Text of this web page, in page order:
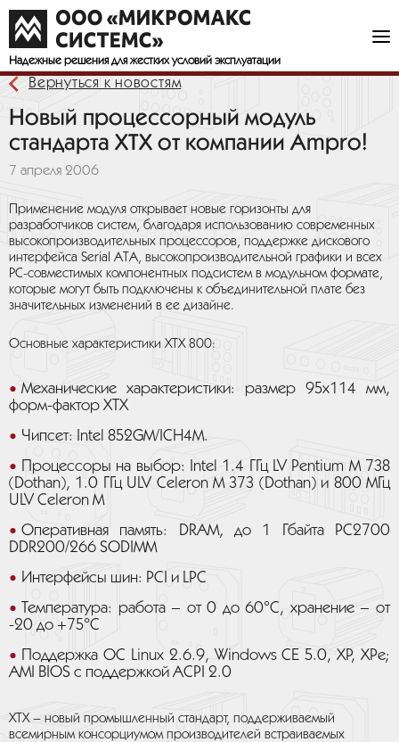
Надежные решения для жестких условий эксплуатации
Вернуться к новостям
Новый процессорный модуль
стандарта XTX от компании Ampro!
7 апреля 2006
Применение модуля открывает новые горизонты для
разработчиков систем, благодаря использованию современных
высокопроизводительных процессоров, поддержке дискового
интерфейса Serial ATA, высокопроизводительной графики и всех
PC-совместимых компонентных подсистем в модульном формате,
которые могут быть подключены к объединительной плате без
значительных изменений в ее дизайне.
Основные характеристики XTX 800:
Механические характеристики: размер 95x114 мм,
форм-фактор XTX
Чипсет: Intel 852GM/ICH4M.
Процессоры на выбор: Intel 1.4 ГГц LV Pentium M 738
(Dothan), 1.0 ГГц ULV Celeron M 373 (Dothan) и 800 МГц
ULV Celeron M
Оперативная память: DRAM, до 1 Гбайта PC2700
DDR200/266 SODIMM
Интерфейсы шин: PCI и LPC
Температура: работа – от 0 до 60°C, хранение – от
-20 до +75°C
Поддержка ОС Linux 2.6.9, Windows CE 5.0, XP, XPe;
AMI BIOS с поддержкой ACPI 2.0
XTX – новый промышленный стандарт, поддерживаемый
всемирным консорциумом производителей встраиваемых